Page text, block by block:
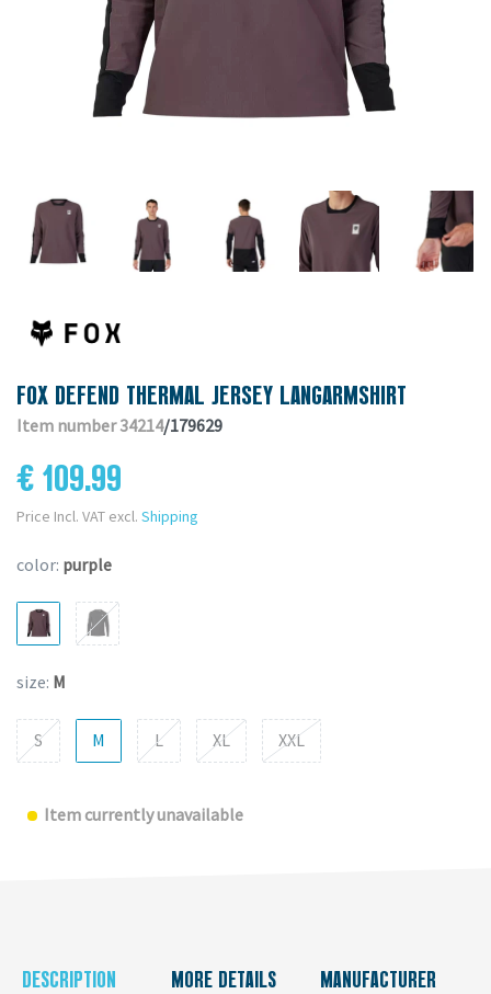
FOX DEFEND THERMAL JERSEY LANGARMSHIRT
Item number 34214/179629
€ 109.99
Price Incl. VAT excl. Shipping
color: purple
size: M
S M L XL XXL
Item currently unavailable
DESCRIPTION MORE DETAILS MANUFACTURER